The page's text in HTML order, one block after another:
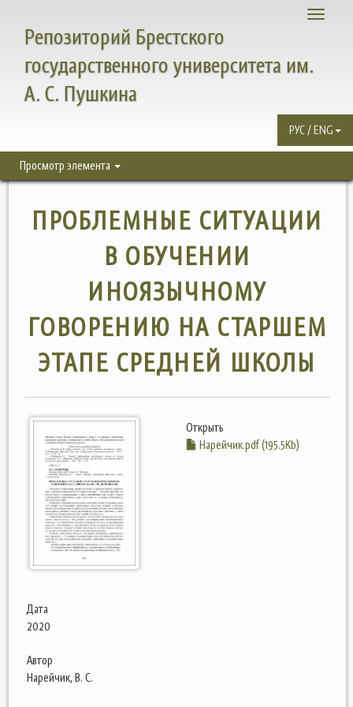
Toggle
Репозиторий Брестского
государственного университета им.
А. С. Пушкина
РУС / ENG
Просмотр элемента
ПРОБЛЕМНЫЕ СИТУАЦИИ
В ОБУЧЕНИИ
ИНОЯЗЫЧНОМУ
ГОВОРЕНИЮ НА СТАРШЕМ
ЭТАПЕ СРЕДНЕЙ ШКОЛЫ
Открыть
Нарейчик.pdf (195.5Kb)
Дата
2020
Автор
Нарейчик, В. С.